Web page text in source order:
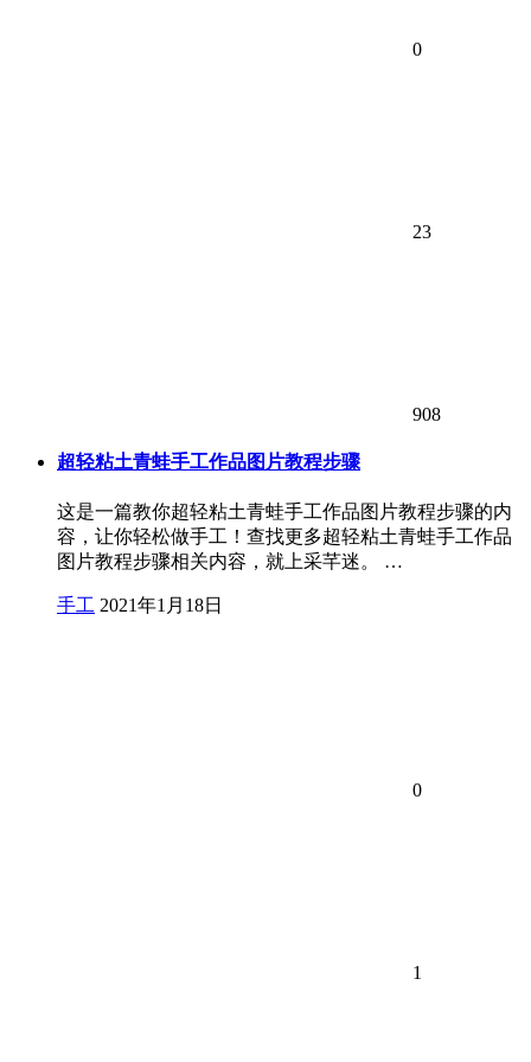
0
23
908
超轻粘土青蛙手工作品图片教程步骤
这是一篇教你超轻粘土青蛙手工作品图片教程步骤的内
容，让你轻松做手工！查找更多超轻粘土青蛙手工作品
图片教程步骤相关内容，就上采芊迷。 …
手工 2021年1月18日
0
1